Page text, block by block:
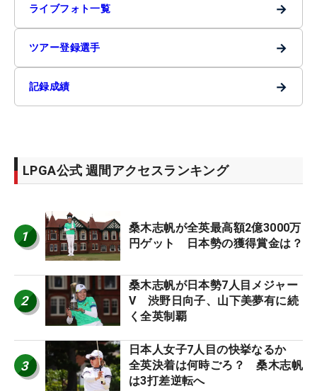
ライブフォト一覧 →
ツアー登録選手 →
記録成績 →
LPGA公式 週間アクセスランキング
1
桑木志帆が全英最高額2億3000万
円ゲット 日本勢の獲得賞金は？
2
桑木志帆が日本勢7人目メジャー
V 渋野日向子、山下美夢有に続
く全英制覇
3
日本人女子7人目の快挙なるか
全英決着は何時ごろ？ 桑木志帆
は3打差逆転へ